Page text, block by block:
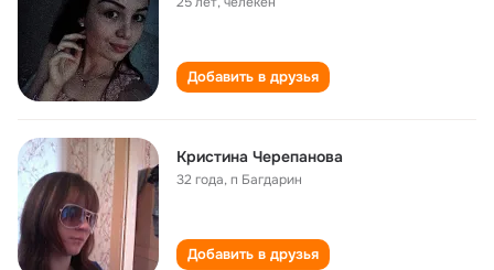
Добавить в друзья
Кристина Черепанова
32 года,п Багдарин
Добавить в друзья